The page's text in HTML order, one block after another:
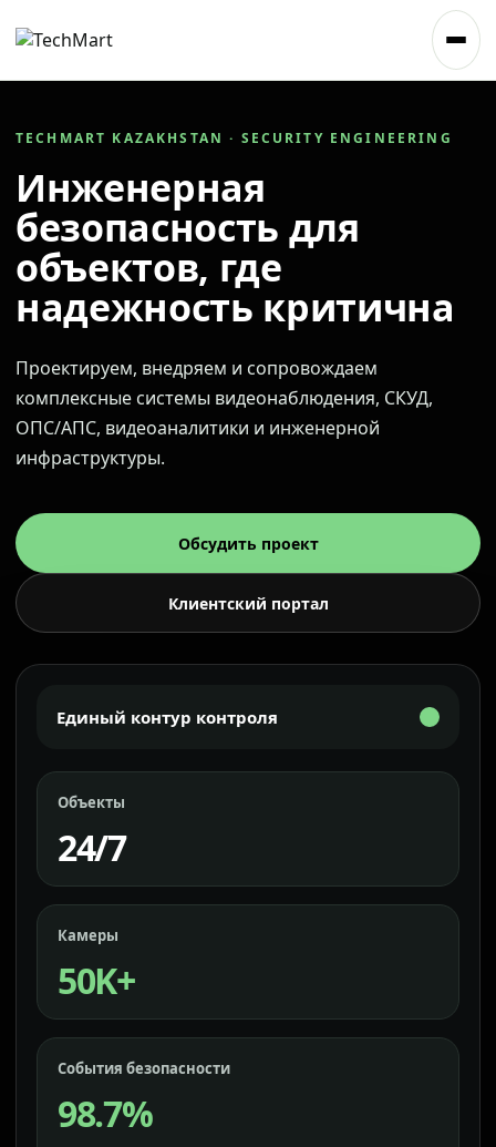
TECHMART KAZAKHSTAN · SECURITY ENGINEERING
Инженерная
безопасность для
объектов, где
надежность критична
Проектируем, внедряем и сопровождаем
комплексные системы видеонаблюдения, СКУД,
ОПС/АПС, видеоаналитики и инженерной
инфраструктуры.
Обсудить проект
Клиентский портал
Единый контур контроля
Объекты
24/7
Камеры
50K+
События безопасности
98.7%